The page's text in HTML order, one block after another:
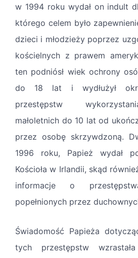
w 1994 roku wydał on indult
którego celem było
dzieci i młodzieży poprzez
kościelnych z prawem
ten podniósł wiek ochrony
do 18 lat i wydłużył
przestępstw
małoletnich do 10 lat od
przez osobę skrzywdzoną.
1996 roku, Papież wydał
Kościoła w Irlandii, skąd
informacje o
popełnionych przez
Świadomość Papieża
tych przestępstw